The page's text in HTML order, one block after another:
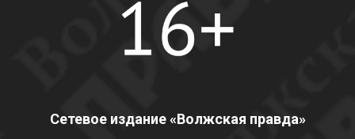
Сетевое издание «Волжская правда»